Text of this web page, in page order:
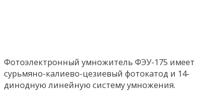
Фотоэлектронный умножитель ФЭУ-175 имеет
сурьмяно-калиево-цезиевый фотокатод и 14-
динодную линейную систему умножения.